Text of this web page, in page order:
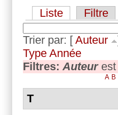
Liste Filtre
Trier par: [ Auteur
Type Année
Filtres:Auteurest
A B
T